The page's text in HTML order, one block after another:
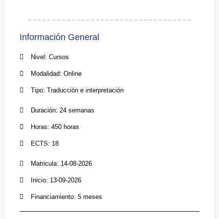
Información General
Nivel: Cursos
Modalidad: Online
Tipo: Traducción e interpretación
Duración: 24 semanas
Horas: 450 horas
ECTS: 18
Matricula: 14-08-2026
Inicio: 13-09-2026
Financiamiento: 5 meses